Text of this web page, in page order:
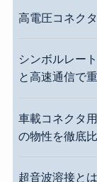
高電圧コネク
シンボルレー
と高速通信で
車載コネクタ
の物性を徹底
超音波溶接と